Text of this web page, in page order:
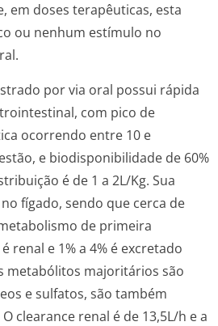
em doses terapêuticas, esta
ou nenhum estímulo no
por via oral possui rápida
com pico de
ocorrendo entre 10 e
e biodisponibilidade de 60%
é de 1 a 2L/Kg. Sua
fígado, sendo que cerca de
de primeira
renal e 1% a 4% é excretado
metabólitos majoritários são
e sulfatos, são também
clearance renal é de 13,5L/h e a